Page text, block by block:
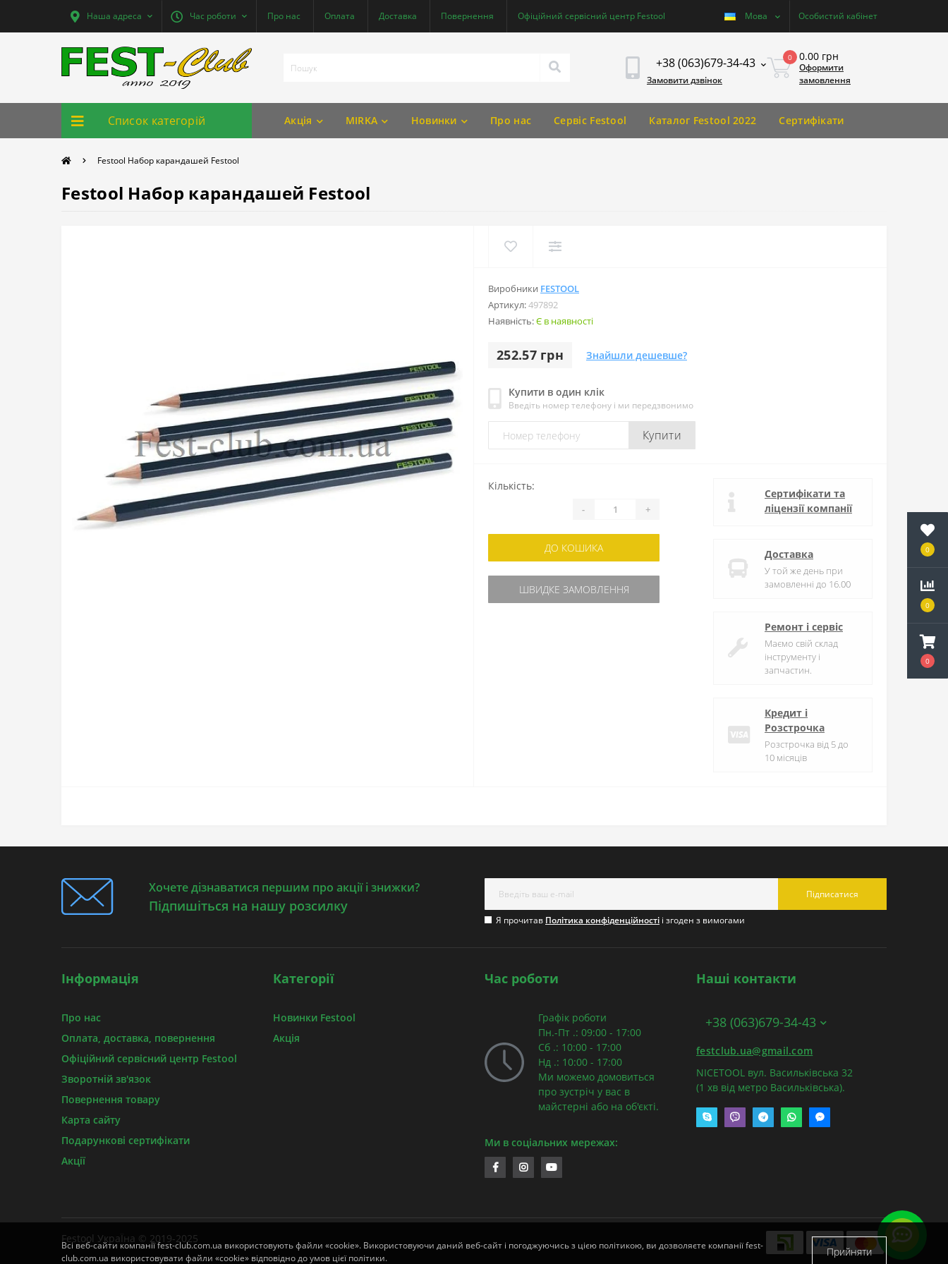
0
0
0
Наша адреса Час роботи Про нас Оплата Доставка Повернення Офіційний сервісний центр Festool Мова Особистий кабінет
+38 (063)679-34-43
Замовити дзвінок
0 0.00 грн
Оформити
замовлення
Список категорій Акція MIRKA Новинки Про нас Сервіс Festool Каталог Festool 2022 Сертифікати
Festool Набор карандашей Festool
Festool Набор карандашей Festool
Виробники FESTOOL
Артикул:497892
Наявність:Є в наявності
252.57 грн Знайшли дешевше?
Купити в один клік
Введіть номер телефону і ми передзвонимо
Купити
Кількість:
- +
ДО КОШИКА
ШВИДКЕ ЗАМОВЛЕННЯ
Сертифікати та
ліцензії компанії
Доставка
У той же день при
замовленні до 16.00
Ремонт і сервіс
Маємо свій склад
інструменту і
запчастин.
Кредит і
Розстрочка
Розстрочка від 5 до
10 місяців
Хочете дізнаватися першим про акції і знижки?
Підпишіться на нашу розсилку
Підписатися
Я прочитав Політика конфіденційності і згоден з вимогами
Інформація
Про нас
Оплата, доставка, повернення
Офіційний сервісний центр Festool
Зворотній зв'язок
Повернення товару
Карта сайту
Подарункові сертифікати
Акції
Категорії
Новинки Festool
Акція
Час роботи
Графік роботи
Пн.-Пт .: 09:00 - 17:00
Сб .: 10:00 - 17:00
Нд .: 10:00 - 17:00
Ми можемо домовиться
про зустріч у вас в
майстерні або на об'єкті.
Ми в соціальних мережах:
Наші контакти
+38 (063)679-34-43
festclub.ua@gmail.com
NICETOOL вул. Васильківська 32
(1 хв від метро Васильківська).
Festool УкраЇна © 2019-2025
Всі веб-сайти компанії fest-club.com.ua використовують файли «cookie». Використовуючи даний веб-сайт і погоджуючись з цією політикою, ви дозволяєте компанії fest-
club.com.ua використовувати файли «cookie» відповідно до умов цієї політики.
Прийняти